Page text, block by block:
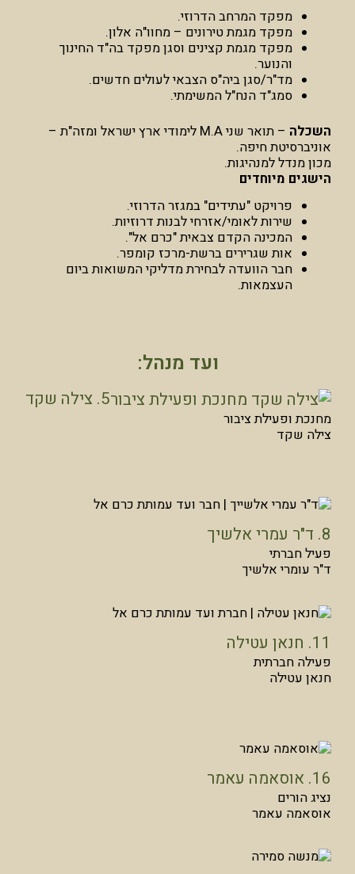
מפקד המרחב הדרוזי.
מפקד מגמת טירונים – מחוו"ה אלון.
מפקד מגמת קצינים וסגן מפקד בה"ד החינוך
והנוער.
מד"ר/סגן ביה"ס הצבאי לעולים חדשים.
סמג"ד הנח"ל המשימתי.
השכלה
– תואר שני M.A לימודי ארץ ישראל ומזה"ת –
אוניברסיטת חיפה.
מכון מנדל למנהיגות.
הישגים מיוחדים
פרויקט "עתידים" במגזר הדרוזי.
שירות לאומי/אזרחי לבנות דרוזיות.
המכינה הקדם צבאית "כרם אל".
אות שגרירים ברשת-מרכז קומפר.
חבר הוועדה לבחירת מדליקי המשואות ביום
העצמאות.
ועד מנהל:
5. צילה שקד
מחנכת ופעילת ציבור
צילה שקד
8. ד"ר עמרי אלשיך
פעיל חברתי
ד"ר עומרי אלשיך
11. חנאן עטילה
פעילה חברתית
חנאן עטילה
16. אוסאמה עאמר
נציג הורים
אוסאמה עאמר